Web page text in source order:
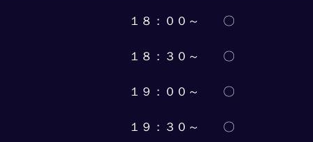
１８：００～　　〇
１８：３０～　　〇
１９：００～　　〇
１９：３０～　　〇